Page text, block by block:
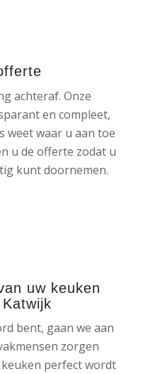
achteraf. Onze
en compleet,
weet waar u aan toe
u de offerte zodat u
kunt doornemen.
uw keuken
bent, gaan we aan
zorgen
perfect wordt